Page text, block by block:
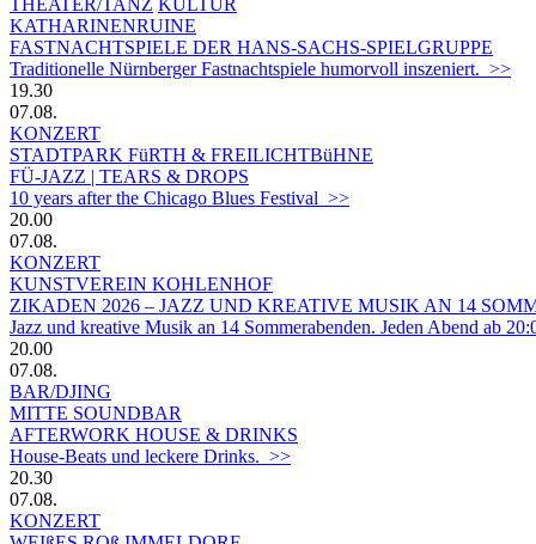
KATHARINENRUINE
FASTNACHTSPIELE DER HANS-SACHS-SPIELGRUPPE
Traditionelle Nürnberger Fastnachtspiele humorvoll inszeniert. >>
19.30
07.08.
KONZERT
STADTPARK FüRTH & FREILICHTBüHNE
FÜ-JAZZ | TEARS & DROPS
10 years after the Chicago Blues Festival >>
20.00
07.08.
KONZERT
KUNSTVEREIN KOHLENHOF
ZIKADEN 2026 – JAZZ UND KREATIVE MUSIK AN 14
Jazz und kreative Musik an 14 Sommerabenden. Jeden Abend ab
20.00
07.08.
BAR/DJING
MITTE SOUNDBAR
AFTERWORK HOUSE & DRINKS
House-Beats und leckere Drinks. >>
20.30
07.08.
KONZERT